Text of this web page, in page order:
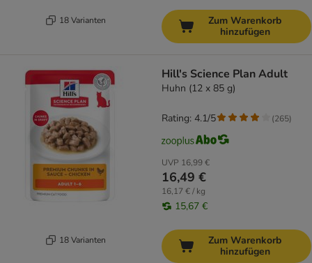
18 Varianten
Zum Warenkorb
hinzufügen
18 Varianten
Hill's Science Plan Adult
Huhn (12 x 85 g)
UVP 16,99 €
16,49 €
16,17 € / kg
15,67 €
Rating: 4.1/5 (265)
Zum Warenkorb
hinzufügen